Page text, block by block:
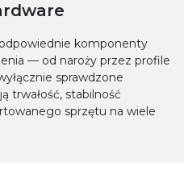
komponenty
— od naroży przez profile
sprawdzone
trwałość, stabilność
sprzętu na wiele